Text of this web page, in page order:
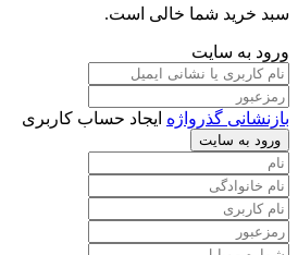
سبد خرید شما خالی است.
ورود به سایت
بازنشانی گذرواژه ایجاد حساب کاربری
ورود به سایت